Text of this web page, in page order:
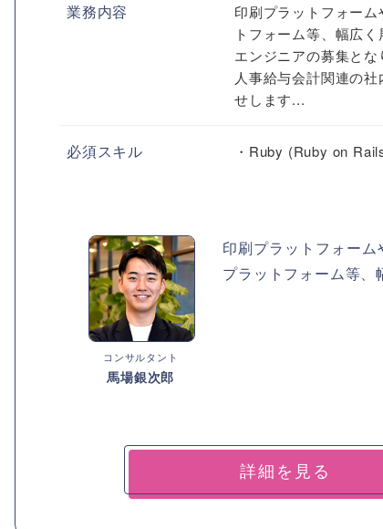
業務内容
印刷プラットフォー
トフォーム等、幅広
エンジニアの募集とな
人事給与会計関連の
せします...
必須スキル ・Ruby (Ruby on
コンサルタント
馬場銀次郎
印刷プラットフォー
プラットフォーム等、
詳細を見る